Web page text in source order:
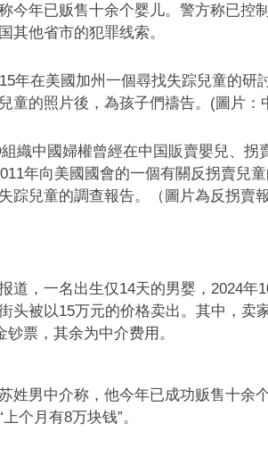
今年已贩售十余个婴儿。警方称已控
其他省市的犯罪线索。
年在美國加州一個尋找失踪兒童的研
童的照片後，為孩子們禱告。(圖片：
織中國婦權曾經在中国販賣嬰兒、拐
年向美國國會的一個有關反拐賣兒
踪兒童的調查報告。（圖片為反拐賣
道，一名出生仅14天的男婴，2024年
头被以15万元的价格卖出。其中，卖
钞票，其余为中介费用。
姓男中介称，他今年已成功贩售十余
个月有8万块钱”。